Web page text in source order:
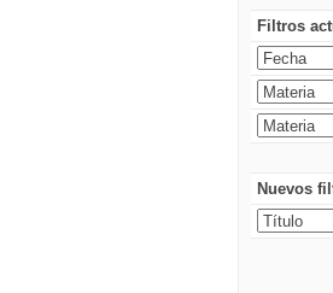
Filtros
Nuevos